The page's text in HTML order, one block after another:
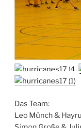
Das Team:
Leo Münch &